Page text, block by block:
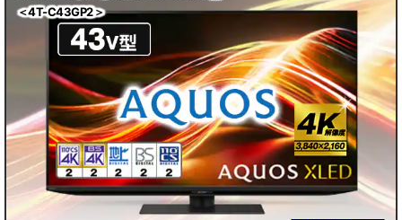
＜4T-C43GP2＞